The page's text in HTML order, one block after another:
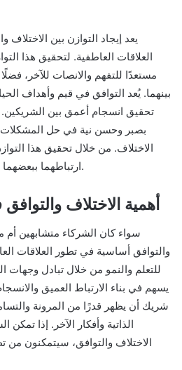
يعد إيجاد التوازن بين
العلاقات العاطفية. لتحقيق هذا
مستعدًا للتفهم والانصات للآخر،
بينهما. يُعد التوافق في قيم وأهداف
تحقيق انسجام أعمق بين
بصبر وحسن نية في حل المشكلات
الاختلاف. من خلال تحقيق هذا
ارتباطهما ببعضهما وتطور علاقتهما بشكل صحي.
أهمية الاختلاف
سواء كان الشركاء متشابهين أم
والتوافق أساسية في تطور العلاقات
للتعلم والنمو من خلال تبادل وجهات
يسهم في بناء الارتباط العميق
شريك أن يظهر قدرًا من المرونة
الذاتية وأفكار الآخر. إذا تمكن
الاختلاف والتوافق، سيتمكنون من